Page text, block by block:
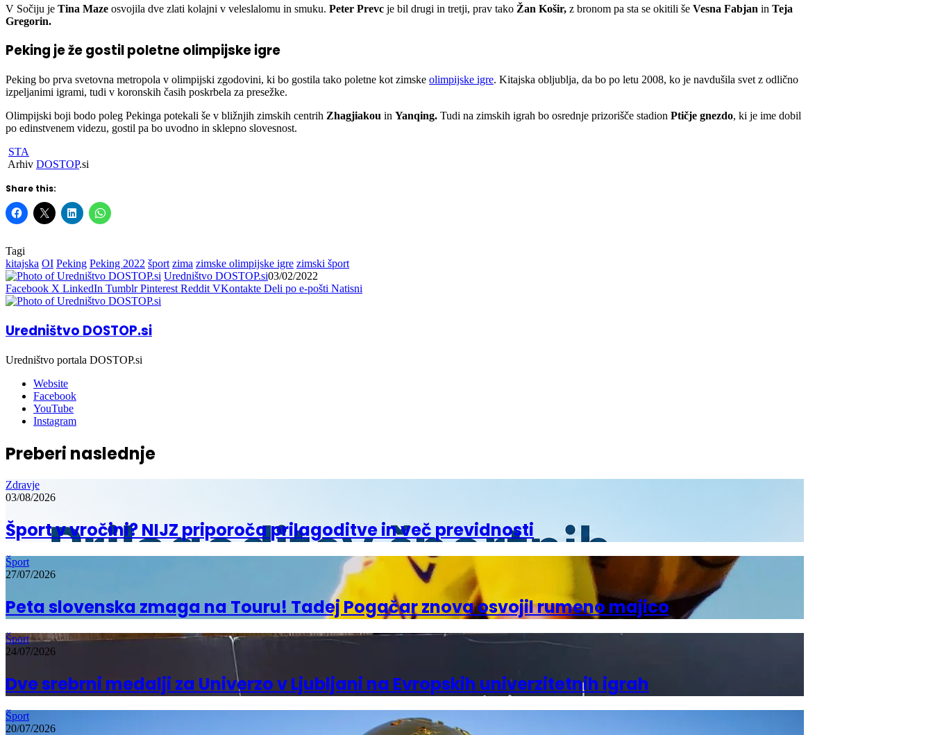
V Sočiju je Tina Maze osvojila dve zlati kolajni v veleslalomu in smuku. Peter Prevc je bil drugi in tretji, prav tako Žan Košir, z bronom pa sta se okitili še Vesna Fabjan in Teja
Gregorin.
Peking je že gostil poletne olimpijske igre
Peking bo prva svetovna metropola v olimpijski zgodovini, ki bo gostila tako poletne kot zimske olimpijske igre. Kitajska obljublja, da bo po letu 2008, ko je navdušila svet z odlično
izpeljanimi igrami, tudi v koronskih časih poskrbela za presežke.
Olimpijski boji bodo poleg Pekinga potekali še v bližnjih zimskih centrih Zhagjiakou in Yanqing. Tudi na zimskih igrah bo osrednje prizorišče stadion Ptičje gnezdo, ki je ime dobil
po edinstvenem videzu, gostil pa bo uvodno in sklepno slovesnost.
STA
Arhiv DOSTOP.si
Share this:
Tagi
kitajska OI Peking Peking 2022 šport zima zimske olimpijske igre zimski šport
Uredništvo DOSTOP.si03/02/2022
Facebook X LinkedIn Tumblr Pinterest Reddit VKontakte Deli po e-pošti Natisni
Uredništvo DOSTOP.si
Uredništvo portala DOSTOP.si
Website
Facebook
YouTube
Instagram
Preberi naslednje
Zdravje
03/08/2026
Šport v vročini? NIJZ priporoča prilagoditve in več previdnosti
Šport
27/07/2026
Peta slovenska zmaga na Touru! Tadej Pogačar znova osvojil rumeno majico
Šport
24/07/2026
Dve srebrni medalji za Univerzo v Ljubljani na Evropskih univerzitetnih igrah
Šport
20/07/2026